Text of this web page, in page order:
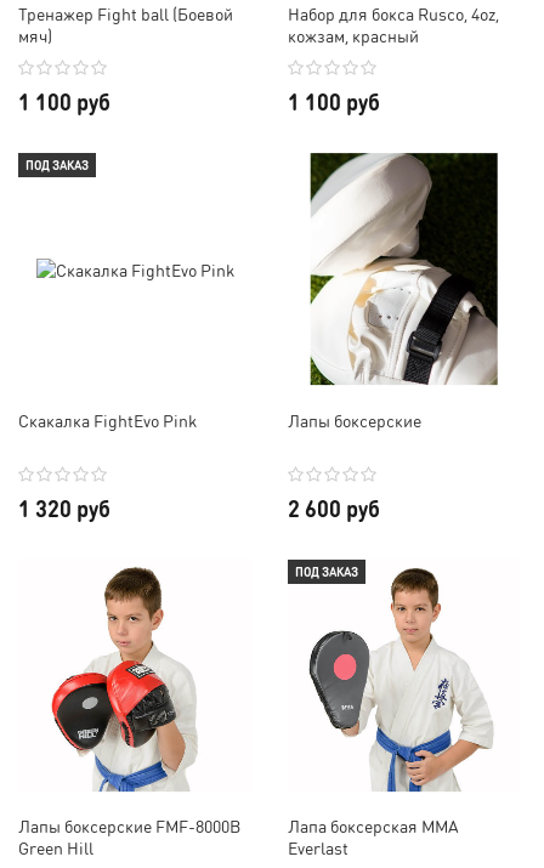
Тренажер Fight ball (Боевой
мяч)
1 100 руб
Набор для бокса Rusco, 4oz,
кожзам, красный
1 100 руб
ПОД ЗАКАЗ
Скакалка FightEvo Pink
1 320 руб
Лапы боксерские
2 600 руб
Лапы боксерские FMF-8000B
Green Hill
ПОД ЗАКАЗ
Лапа боксерская MMA
Everlast